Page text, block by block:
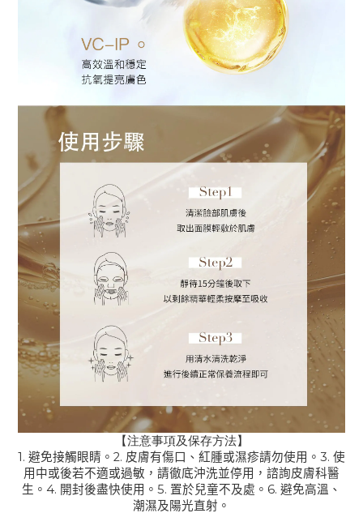
【注意事項及保存方法】
1. 避免接觸眼睛。 2. 皮膚有傷口、紅腫或濕疹請勿使用。 3. 使
用中或後若不適或過敏，請徹底沖洗並停用，諮詢皮膚科醫
生。 4. 開封後盡快使用。 5. 置於兒童不及處。 6. 避免高溫、
潮濕及陽光直射。